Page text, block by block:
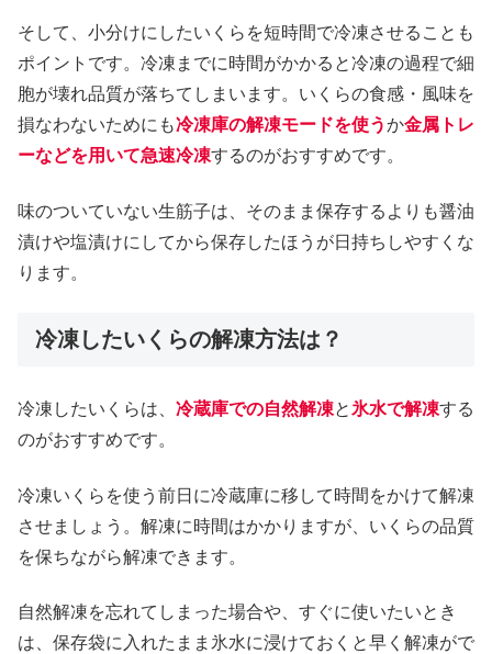
そして、小分けにしたいくらを短時間で冷凍させることも
ポイントです。冷凍までに時間がかかると冷凍の過程で細
胞が壊れ品質が落ちてしまいます。いくらの食感・風味を
損なわないためにも冷凍庫の解凍モードを使うか金属トレ
ーなどを用いて急速冷凍するのがおすすめです。
味のついていない生筋子は、そのまま保存するよりも醤油
漬けや塩漬けにしてから保存したほうが日持ちしやすくな
ります。
冷凍したいくらの解凍方法は？
冷凍したいくらは、 冷蔵庫での自然解凍と 氷水で解凍する
のがおすすめです。
冷凍いくらを使う前日に冷蔵庫に移して時間をかけて解凍
させましょう。解凍に時間はかかりますが、いくらの品質
を保ちながら解凍できます。
自然解凍を忘れてしまった場合や、すぐに使いたいとき
は、保存袋に入れたまま氷水に浸けておくと早く解凍がで